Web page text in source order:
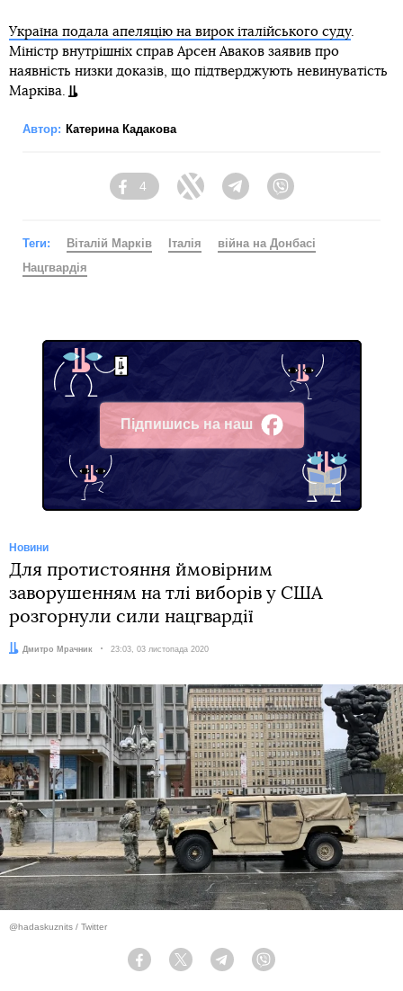
Україна подала апеляцію на вирок італійського суду.
Міністр внутрішніх справ Арсен Аваков заявив про
наявність низки доказів, що підтверджують невинуватість
Марківа.
Автор: Катерина Кадакова
Facebook
4
Twitter TelegramViber
Теги: Віталій Марків Італія
війна на Донбасі
Нацгвардія
Підпишись на наш
Facebook
Новини
Для протистояння ймовірним
заворушенням на тлі виборів у США
розгорнули сили нацгвардії
Автор:
Дмитро Мрачник Дата:
23:03, 03 листопада 2020
@hadaskuznits / Twitter
Facebook Twitter Telegram